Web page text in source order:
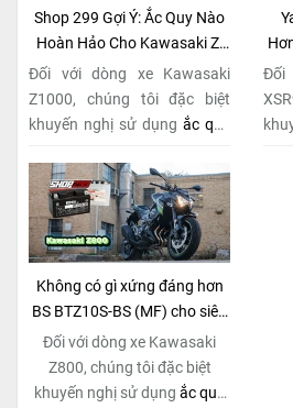
Shop 299 Gợi Ý: Ắc Quy Nào
Hoàn Hảo Cho Kawasaki Z-
Series Naked Bike?
Đối với dòng xe Kawasaki
Z1000, chúng tôi đặc biệt
khuyến nghị sử dụng ắc quy
không chỉ là một lựa chọn
thông thường, mà còn là giải
pháp hoàn hảo được thiết kế
dành riêng cho "chiến mã"
này. Với
công nghệ MF
(Maintenance Free)tiên tiến,
toàn không cần bảo dưỡng.
Đối
Không có gì xứng đáng hơn
BS BTZ10S-BS (MF) cho siêu
phẩm Kawasaki Z800!
Đối với dòng xe Kawasaki
Z800, chúng tôi đặc biệt
khuyến nghị sử dụng ắc quy